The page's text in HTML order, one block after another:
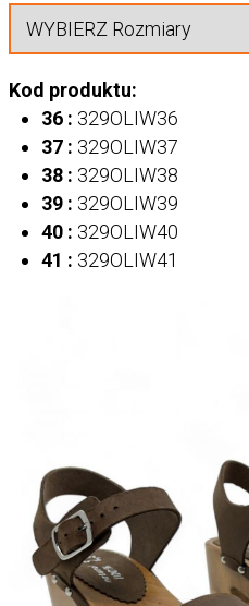
Kod produktu:
36 : 329OLIW36
37 : 329OLIW37
38 : 329OLIW38
39 : 329OLIW39
40 : 329OLIW40
41 : 329OLIW41